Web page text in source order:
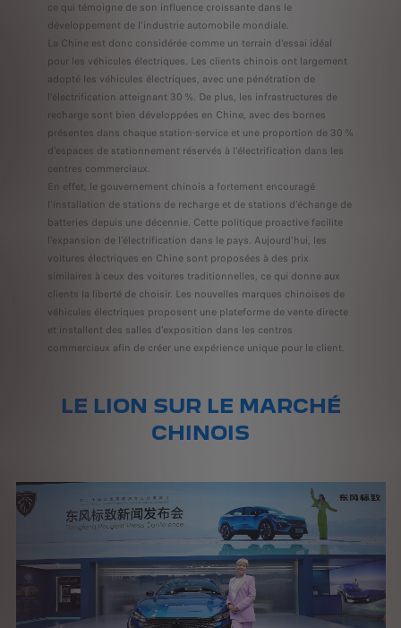
ce qui témoigne de son influence croissante dans le
développement de l'industrie automobile mondiale.
La Chine est donc considérée comme un terrain d'essai idéal
pour les véhicules électriques. Les clients chinois ont largement
adopté les véhicules électriques, avec une pénétration de
l'électrification atteignant 30 %. De plus, les infrastructures de
recharge sont bien développées en Chine, avec des bornes
présentes dans chaque station-service et une proportion de 30 %
d'espaces de stationnement réservés à l'électrification dans les
centres commerciaux.
En effet, le gouvernement chinois a fortement encouragé
l'installation de stations de recharge et de stations d'échange de
batteries depuis une décennie. Cette politique proactive facilite
l'expansion de l'électrification dans le pays. Aujourd'hui, les
voitures électriques en Chine sont proposées à des prix
similaires à ceux des voitures traditionnelles, ce qui donne aux
clients la liberté de choisir. Les nouvelles marques chinoises de
véhicules électriques proposent une plateforme de vente directe
et installent des salles d'exposition dans les centres
commerciaux afin de créer une expérience unique pour le client.
LE LION SUR LE MARCHÉ
CHINOIS